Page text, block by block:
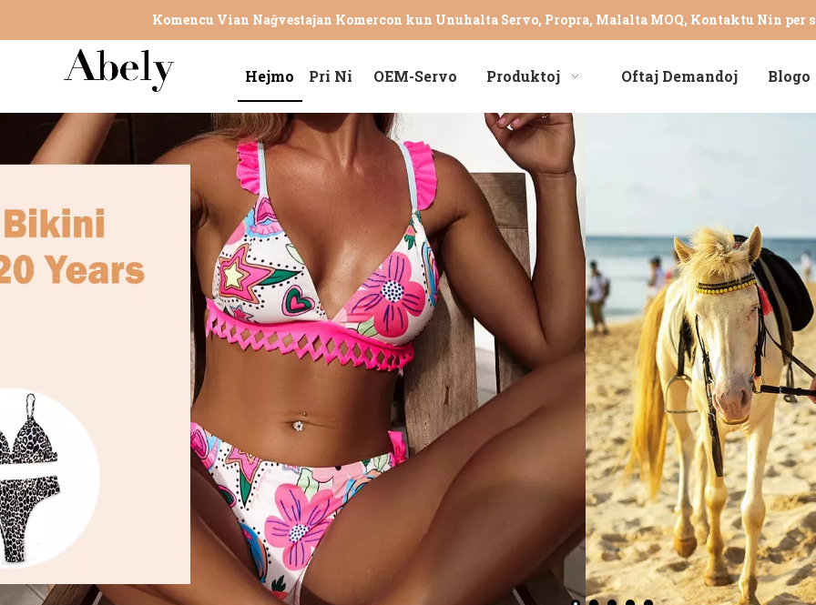
Komencu Vian Naĝvestaĵan Komercon kun Unuhalta Servo, Propra, Malalta MOQ, Kontaktu Nin per
Hejmo Pri Ni OEM-Servo Produktoj Oftaj Demandoj Blogo